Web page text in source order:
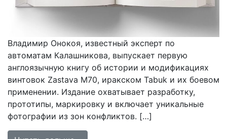
Владимир Онокоя, известный эксперт по
автоматам Калашникова, выпускает первую
англоязычную книгу об истории и модификациях
винтовок Zastava M70, иракском Tabuk и их боевом
применении. Издание охватывает разработку,
прототипы, маркировку и включает уникальные
фотографии из зон конфликтов. […]